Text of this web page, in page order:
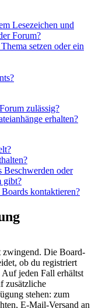
Lesezeichen und
Forum?
setzen oder ein
zulässig?
erhalten?
oder
gibt?
kontaktieren?
zwingend. Die Board-
ob du registriert
Auf jeden Fall erhältst
zusätzliche
stehen: zum
E-Mail-Versand an